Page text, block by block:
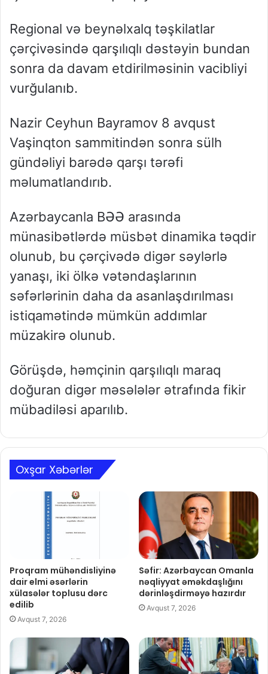
Regional və beynəlxalq təşkilatlar
çərçivəsində qarşılıqlı dəstəyin bundan
sonra da davam etdirilməsinin vacibliyi
vurğulanıb.
Nazir Ceyhun Bayramov 8 avqust
Vaşinqton sammitindən sonra sülh
gündəliyi barədə qarşı tərəfi
məlumatlandırıb.
Azərbaycanla BƏƏ arasında
münasibətlərdə müsbət dinamika təqdir
olunub, bu çərçivədə digər səylərlə
yanaşı, iki ölkə vətəndaşlarının
səfərlərinin daha da asanlaşdırılması
istiqamətində mümkün addımlar
müzakirə olunub.
Görüşdə, həmçinin qarşılıqlı maraq
doğuran digər məsələlər ətrafında fikir
mübadiləsi aparılıb.
Oxşar Xəbərlər
Proqram mühəndisliyinə
dair elmi əsərlərin
xülasələr toplusu dərc
edilib
Avqust 7, 2026
Səfir: Azərbaycan Omanla
nəqliyyat əməkdaşlığını
dərinləşdirməyə hazırdır
Avqust 7, 2026